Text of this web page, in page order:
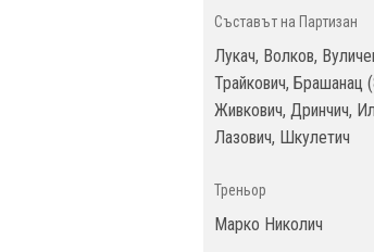
Съставът на Партизан
Лукач, Волков,
Трайкович, Брашанац
Живкович, Дринчич,
Лазович, Шкулетич
Треньор
Марко Николич